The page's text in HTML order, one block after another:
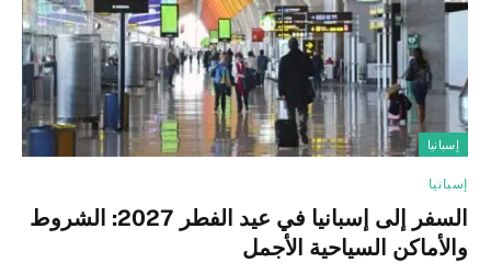
إسبانيا
إسبانيا
السفر إلى إسبانيا في عيد الفطر 2027: الشروط
والأماكن السياحية الأجمل